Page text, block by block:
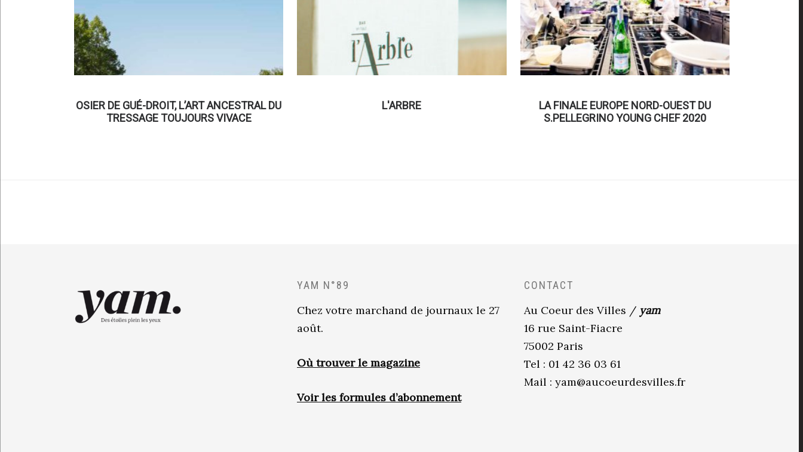
OSIER DE GUÉ-DROIT, L’ART ANCESTRAL DU
TRESSAGE TOUJOURS VIVACE
L'ARBRE
LA FINALE EUROPE NORD-OUEST DU
S.PELLEGRINO YOUNG CHEF 2020
YAM N°89
Chez votre marchand de journaux le 27
août.
Où trouver le magazine
Voir les formules d’abonnement
CONTACT
Au Coeur des Villes / yam
16 rue Saint-Fiacre
75002 Paris
Tel : 01 42 36 03 61
Mail : yam@aucoeurdesvilles.fr